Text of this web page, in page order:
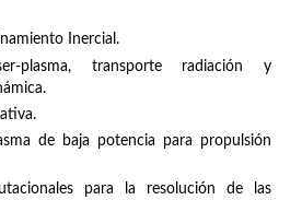
Inercial.
plasma, transporte radiación y
de baja potencia para propulsión
para la resolución de las